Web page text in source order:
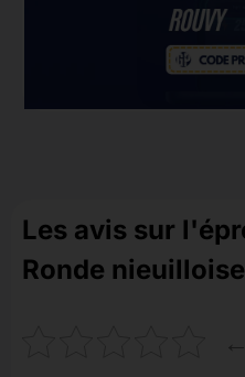
Les avis sur
Ronde nieuilloise